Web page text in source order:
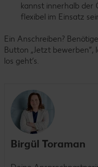
kannst innerhalb der
flexibel im Einsatz
Ein Anschreiben?
Button „Jetzt bewerben“,
los geht’s.
Birgül Toraman